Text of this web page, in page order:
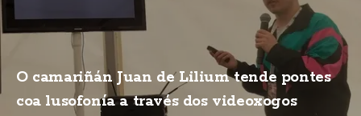
O camariñán Juan de Lilium tende pontes
coa lusofonía a través dos videoxogos